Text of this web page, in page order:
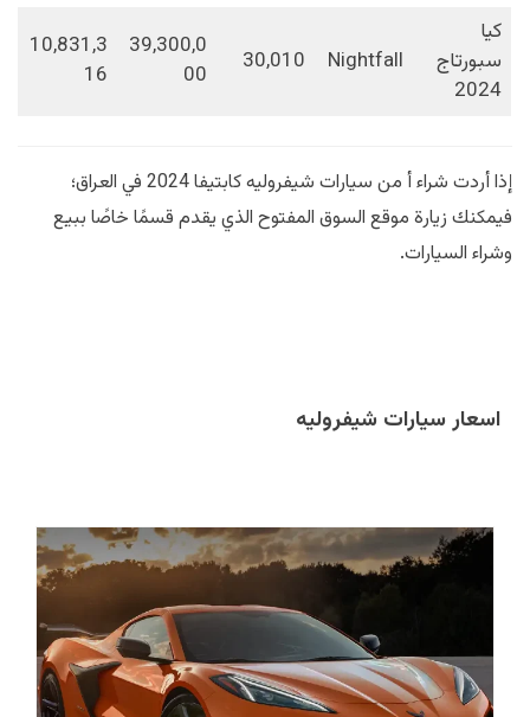
كيا
سبورتاج
2024
Nightfall
30,010
39,300,0
00
10,831,3
16
إذا أردت شراء أ من سيارات شيفروليه كابتيفا 2024 في العراق؛
فيمكنك زيارة موقع السوق المفتوح الذي يقدم قسمًا خاصًا ببيع
وشراء السيارات.
اسعار سيارات شيفروليه